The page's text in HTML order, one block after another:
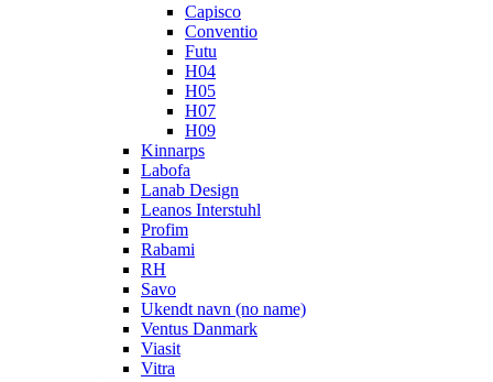
Capisco
Conventio
Futu
H04
H05
H07
H09
Kinnarps
Labofa
Lanab Design
Leanos Interstuhl
Profim
Rabami
RH
Savo
Ukendt navn (no name)
Ventus Danmark
Viasit
Vitra